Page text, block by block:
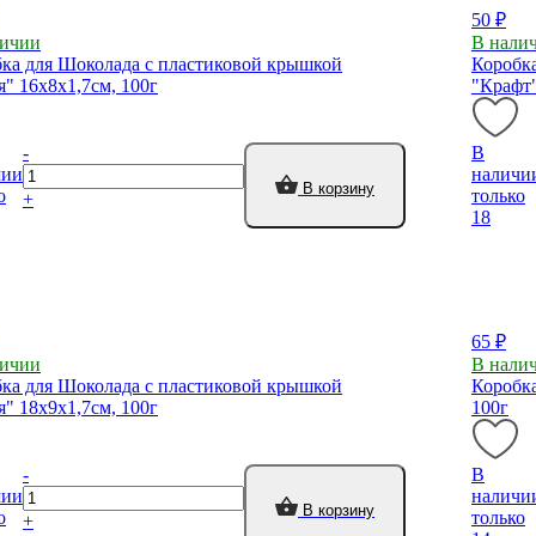
для Шоколада с пластиковой крышкой
16х8х1,7см, 100г
-
+
В корзину
50 ₽
В
В
только
18
для Шоколада с пластиковой крышкой
18х9х1,7см, 100г
-
+
В корзину
65 ₽
В
100г
В
только